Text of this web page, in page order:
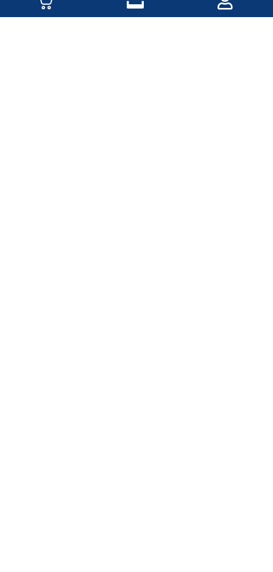
Quanto costano i percorsi formativi di MMO?